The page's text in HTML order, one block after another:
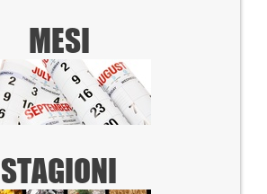
MESI
STAGIONI